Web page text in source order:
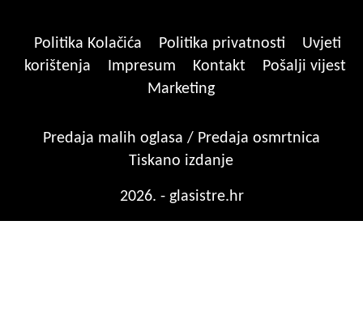
Politika Kolačića Politika privatnosti
Uvjeti
korištenja
Impresum Kontakt
Pošalji vijest
Marketing
Predaja malih oglasa / Predaja osmrtnica
Tiskano izdanje
2026. - glasistre.hr